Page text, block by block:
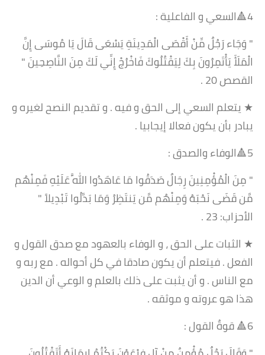
4🔺السعي و الفاعلية :
" وَجَاء رَجُلٌ مِّنْ أَقْصَى الْمَدِينَةِ يَسْعَى قَالَ يَا مُوسَى إِنَّ
الْمَلَأَ يَأْتَمِرُونَ بِكَ لِيَقْتُلُوكَ فَاخْرُجْ إِنِّي لَكَ مِنَ النَّاصِحِينَ "
القصص 20 .
★ يتعلم السعي إلى الحق و فيه . و تقديم النصح لغيره و
يبادر بأن يكون فعالا إيجابيا .
5🔺الوفاء والصدق :
" مِنَ الْمُؤْمِنِينَ رِجَالٌ صَدَقُوا مَا عَاهَدُوا اللَّهَ عَلَيْهِ فَمِنْهُم
مَّن قَضَى نَحْبَهُ وَمِنْهُم مَّن يَنتَظِرُ وَمَا بَدَّلُوا تَبْدِيلاً "
الأحزاب: 23 .
★ الثبات على الحق ، و الوفاء بالعهود مع صدق القول و
الفعل . فيتعلم أن يكون صادقا في كل أحواله . مع ربه و
مع الناس . و أن يثبت على ذلك بالعلم و الوعي أن الدين
هذا هو عروته و موثقه .
6🔺 قوةٌ القول :